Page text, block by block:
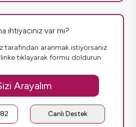
ihtiyacınız var mı?
tarafından aranmak istiyorsanız
tıklayarak formu doldurun
Arayalım
Canlı Destek